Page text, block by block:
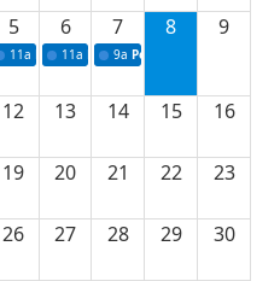
5
11a Potpisivanje ugovora o stipendijama
6
11a Podrška razvoju vodne
7
9a Početak izgradnje nove
8 9
12 13 14 15 16
19 20 21 22 23
26 27 28 29 30